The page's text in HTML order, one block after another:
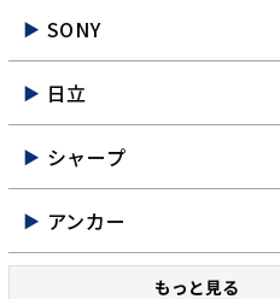
SONY
日立
シャープ
アンカー
もっと見る